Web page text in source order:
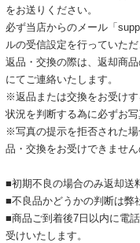
をお送りください。
必ず当店からのメール「
ルの受信設定を行っていた
返品・交換の際は、返却商
にてご連絡いたします。
※返品または交換をお受け
状況を判断する為に必ずお
※写真の提示を拒否された
品・交換をお受けできません
■初期不良の場合のみ返却送
■不良品かどうかの判断は弊
■商品ご到着後7日以内に電
受けいたします。